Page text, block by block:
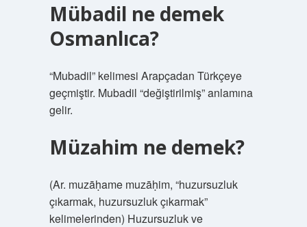
Mübadil ne demek
Osmanlıca?
“Mubadil” kelimesi Arapçadan Türkçeye
geçmiştir. Mubadil “değiştirilmiş” anlamına
gelir.
Müzahim ne demek?
(Ar. muzāḥame muzāḥim, “huzursuzluk
çıkarmak, huzursuzluk çıkarmak”
kelimelerinden) Huzursuzluk ve